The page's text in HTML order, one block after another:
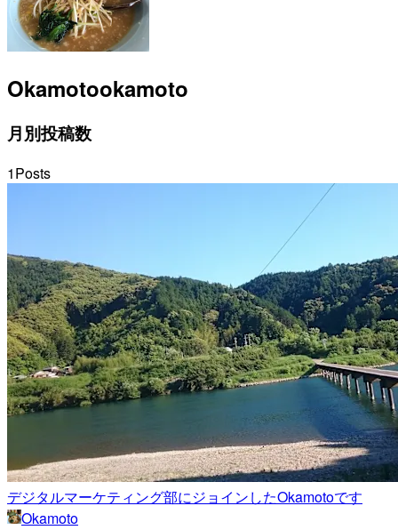
Okamotookamoto
月別投稿数
1Posts
デジタルマーケティング部にジョインしたOkamotoです
Okamoto